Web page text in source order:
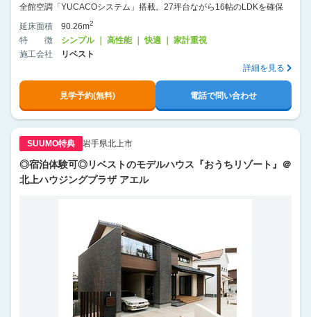
全館空調「YUCACOシステム」搭載。27坪台ながら16帖のLDKを確保
延床面積
90.26m2
特徴
シンプル ｜ 高性能 ｜ 快適 ｜ 家計重視
施工会社
リベスト
詳細を見る
見学予約(無料) 電話で問い合わせ
SUUMO特典 岩手県北上市
◎宿泊体験可◎リベストのモデルハウス『おうちリゾート』＠
北上ハウジングプラザ アエル